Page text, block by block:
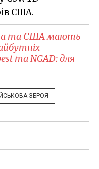
США.
та США мають
та NGAD: для
ЗБРОЯ